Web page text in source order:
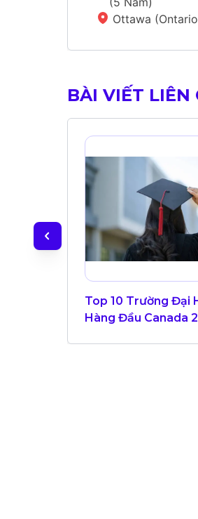
Ottawa
BÀI VIẾT LIÊN
Top 10 Trường Đại
Hàng Đầu Canada